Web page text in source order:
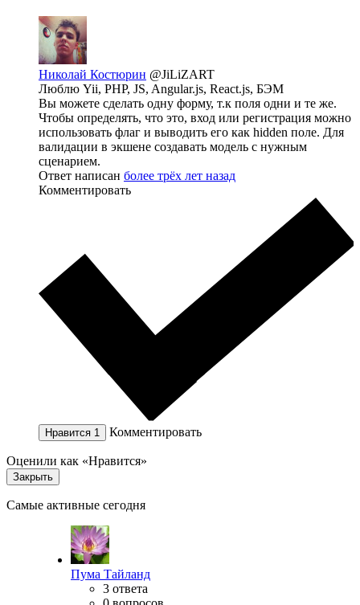
Николай Костюрин @JiLiZART
Люблю Yii, PHP, JS, Angular.js, React.js, БЭМ
Вы можете сделать одну форму, т.к поля одни и те же.
Чтобы определять, что это, вход или регистрация можно
использовать флаг и выводить его как hidden поле. Для
валидации в экшене создавать модель с нужным
сценарием.
Ответ написан более трёх лет назад
Комментировать
Нравится 1 Комментировать
Оценили как «Нравится»
Закрыть
Самые активные сегодня
Пума Тайланд
3 ответа